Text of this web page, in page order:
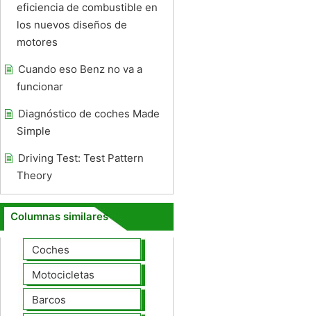
eficiencia de combustible en
los nuevos diseños de
motores
Cuando eso Benz no va a
funcionar
Diagnóstico de coches Made
Simple
Driving Test: Test Pattern
Theory
Columnas similares
Coches
Motocicletas
Barcos